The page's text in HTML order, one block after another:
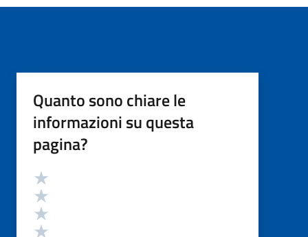
Quanto sono chiare le
informazioni su questa
pagina?
Valutazione